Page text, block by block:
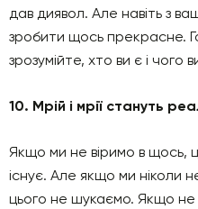
дав диявол. Але навіть з
зробити щось прекрасне.
зрозумійте, хто ви є і чого
10. Мрій і мрії стануть
Якщо ми не віримо в щось,
існує. Але якщо ми ніколи
цього не шукаємо. Якщо